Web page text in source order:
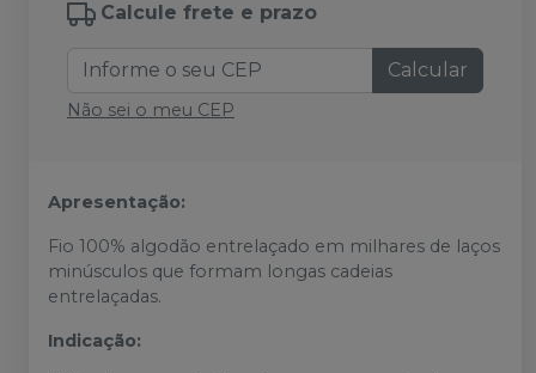
Calcule frete e prazo
Calcular
Não sei o meu CEP
Apresentação:
Fio 100% algodão entrelaçado em milhares de laços
minúsculos que formam longas cadeias
entrelaçadas.
Indicação: